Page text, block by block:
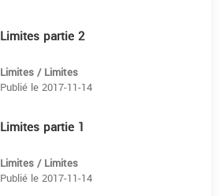
Limites partie 2
Limites / Limites
Publié le 2017-11-14
Limites partie 1
Limites / Limites
Publié le 2017-11-14